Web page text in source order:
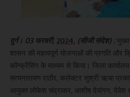
दुर्ग। 03 फरवरी, 2024 , (सीजी संदेश) :
शासन की महत्वपूर्ण योजनाओं की प्रगति और
कॉन्फ्रेंसिंग के माध्यम से किया। जिला
सत्यनारायण राठौर, कलेक्टर सुश्री ऋचा
आयुक्त लोकेश चंद्राकर, आशीष देवांगन, देवेश